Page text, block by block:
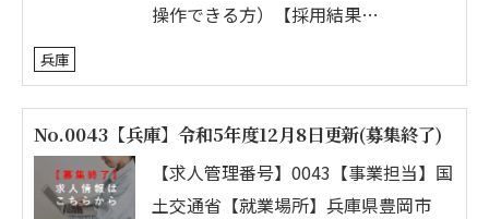
操作できる方）【採用結果…
兵庫
No.0043【兵庫】令和5年度12月8日更新(募集終了)
【求人管理番号】0043【事業担当】国
土交通省【就業場所】兵庫県豊岡市